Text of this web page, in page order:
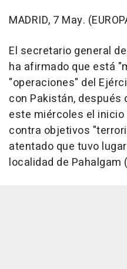
MADRID, 7 May.
El secretario general
ha afirmado que está
"operaciones" del
con Pakistán, después
este miércoles el
contra objetivos
atentado que tuvo
localidad de Pahalgam